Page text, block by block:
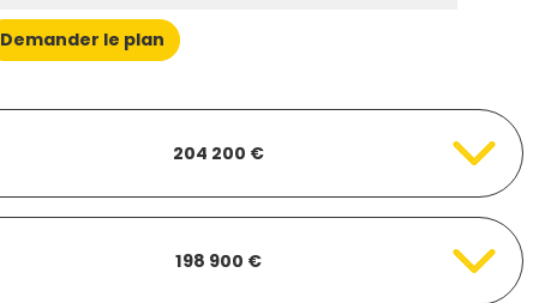
Demander le plan
204 200 €
198 900 €